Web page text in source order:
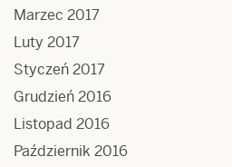
Marzec 2017
Luty 2017
Styczeń 2017
Grudzień 2016
Listopad 2016
Październik 2016